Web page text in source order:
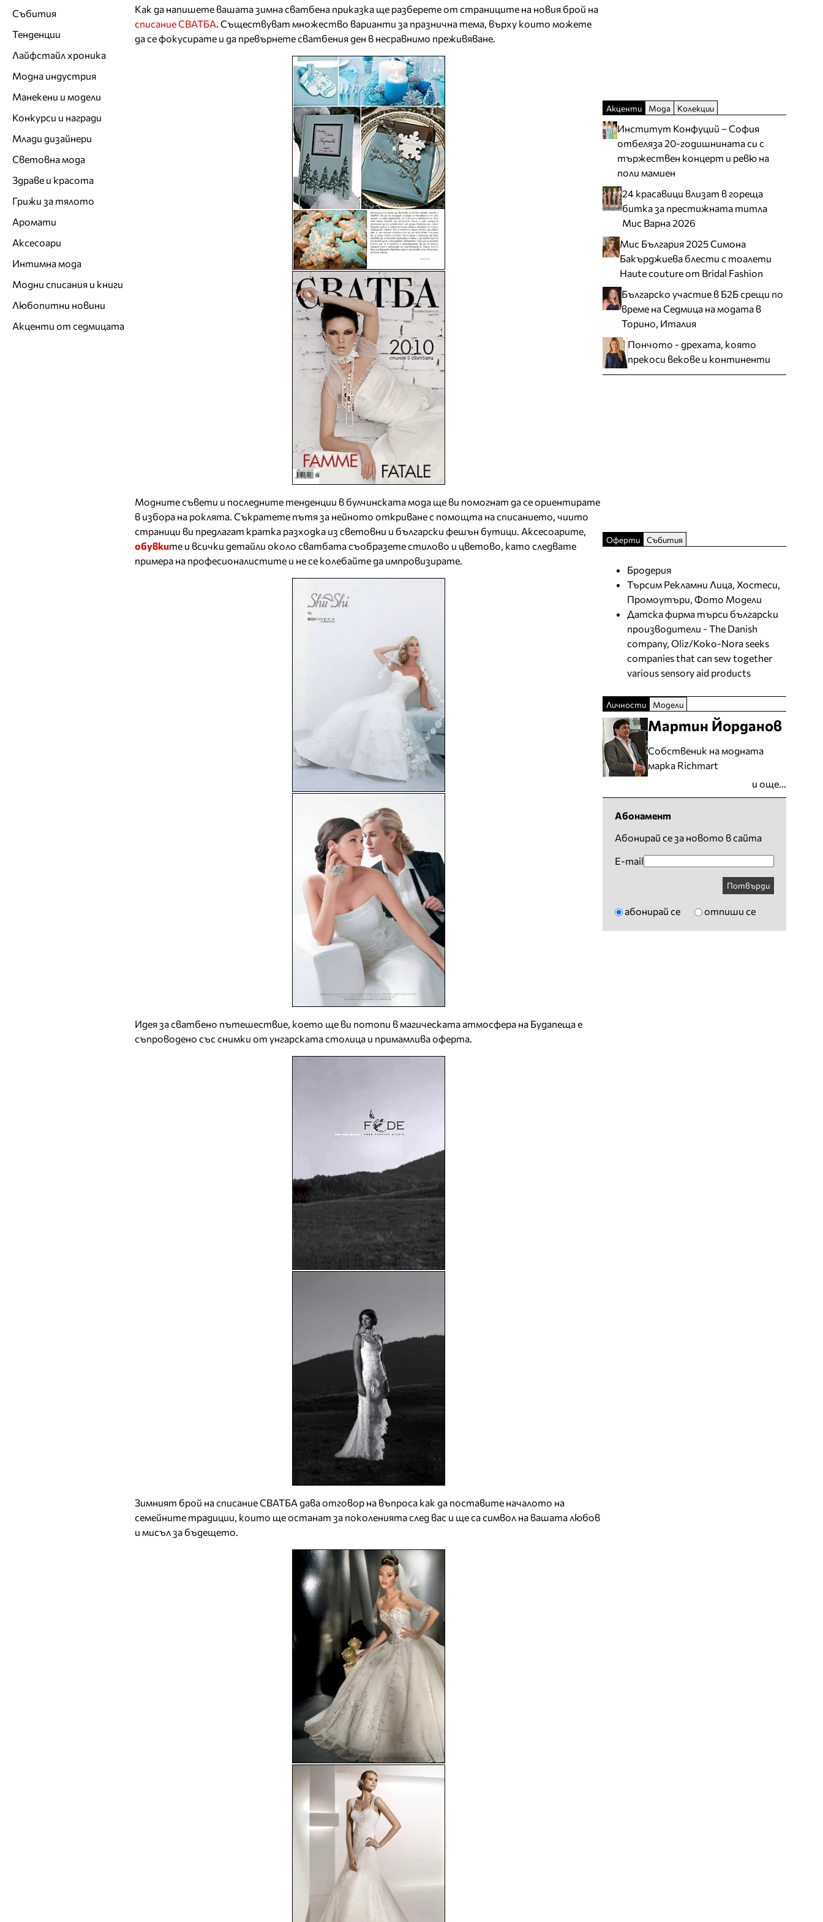
Как да напишете вашата зимна сватбена приказка ще разберете от страниците на новия брой на
списание СВАТБА . Съществуват множество варианти за празнична тема, върху които можете
да се фокусирате и да превърнете сватбения ден в несравнимо преживяване.
Модните съвети и последните тенденции в булчинската мода ще ви помогнат да се ориентирате
в избора на роклята. Съкратете пътя за нейното откриване с помощта на списанието, чиито
страници ви предлагат кратка разходка из световни и български фешън бутици. Аксесоарите,
обувките и всички детайли около сватбата съобразете стилово и цветово, като следвате
примера на професионалистите и не се колебайте да импровизирате.
Идея за сватбено пътешествие, което ще ви потопи в магическата атмосфера на Будапеща е
съпроводено със снимки от унгарската столица и примамлива оферта.
Зимният брой на списание СВАТБА дава отговор на въпроса как да поставите началото на
семейните традиции, които ще останат за поколенията след вас и ще са символ на вашата любов
и мисъл за бъдещето.
Събития
Тенденции
Лайфстайл хроника
Модна индустрия
Манекени и модели
Конкурси и награди
Млади дизайнери
Световна мода
Здраве и красота
Грижи за тялото
Аромати
Аксесоари
Интимна мода
Модни списания и книги
Любопитни новини
Акценти от седмицата
Акценти Мода Колекции
Институт Конфуций – София
отбеляза 20-годишнината си с
тържествен концерт и ревю на
поли мамиен
24 красавици влизат в гореща
битка за престижната титла
Мис Варна 2026
Мис България 2025 Симона
Бакърджиева блести с тоалети
Haute couture от Bridal Fashion
Българско участие в Б2Б срещи по
време на Седмица на модата в
Торино, Италия
Пончото - дрехата, която
прекоси векове и континенти
Оферти Събития
Бродерия
Търсим Рекламни Лица, Хостеси,
Промоутъри, Фото Модели
Датска фирма търси български
производители - The Danish
company, Oliz/Koko-Nora seeks
companies that can sew together
various sensory aid products
Личности Модели
Мартин Йорданов
Собственик на модната
марка Richmart
и още...
Абонамент
Абонирай се за новото в сайта
E-mail
Потвърди
абонирай се отпиши се